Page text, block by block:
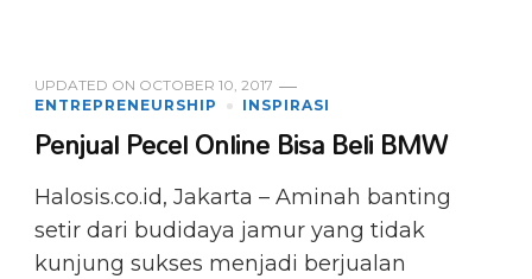
UPDATED ON OCTOBER 10, 2017
ENTREPRENEURSHIP
INSPIRASI
Penjual Pecel Online Bisa Beli BMW
Halosis.co.id, Jakarta – Aminah banting
setir dari budidaya jamur yang tidak
kunjung sukses menjadi berjualan